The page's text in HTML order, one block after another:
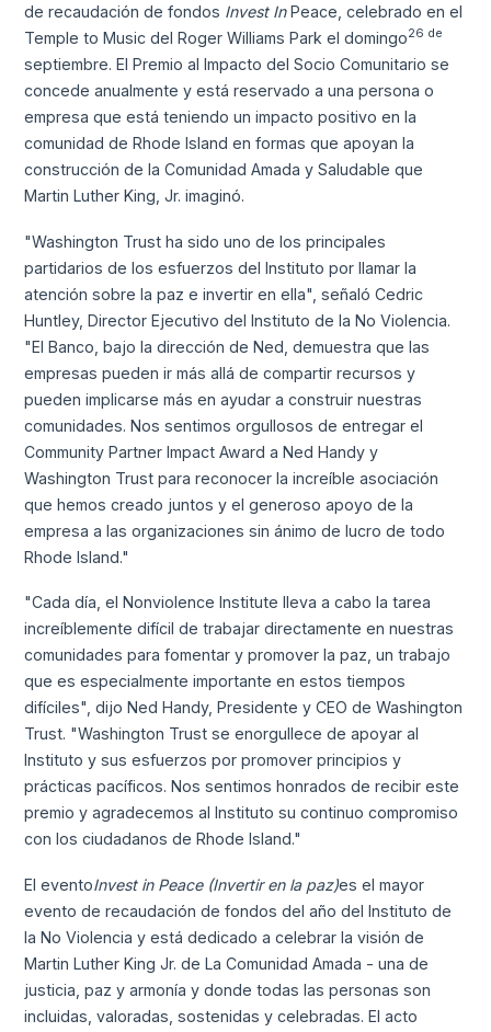
de recaudación de fondos Invest InPeace, celebrado en el
Temple to Music del Roger Williams Park el domingo26 de
septiembre. El Premio al Impacto del Socio Comunitario se
concede anualmente y está reservado a una persona o
empresa que está teniendo un impacto positivo en la
comunidad de Rhode Island en formas que apoyan la
construcción de la Comunidad Amada y Saludable que
Martin Luther King, Jr. imaginó.
"Washington Trust ha sido uno de los principales
partidarios de los esfuerzos del Instituto por llamar la
atención sobre la paz e invertir en ella", señaló Cedric
Huntley, Director Ejecutivo del Instituto de la No Violencia.
"El Banco, bajo la dirección de Ned, demuestra que las
empresas pueden ir más allá de compartir recursos y
pueden implicarse más en ayudar a construir nuestras
comunidades. Nos sentimos orgullosos de entregar el
Community Partner Impact Award a Ned Handy y
Washington Trust para reconocer la increíble asociación
que hemos creado juntos y el generoso apoyo de la
empresa a las organizaciones sin ánimo de lucro de todo
Rhode Island."
"Cada día, el Nonviolence Institute lleva a cabo la tarea
increíblemente difícil de trabajar directamente en nuestras
comunidades para fomentar y promover la paz, un trabajo
que es especialmente importante en estos tiempos
difíciles", dijo Ned Handy, Presidente y CEO de Washington
Trust. "Washington Trust se enorgullece de apoyar al
Instituto y sus esfuerzos por promover principios y
prácticas pacíficos. Nos sentimos honrados de recibir este
premio y agradecemos al Instituto su continuo compromiso
con los ciudadanos de Rhode Island."
El eventoInvest in Peace (Invertir en la paz)es el mayor
evento de recaudación de fondos del año del Instituto de
la No Violencia y está dedicado a celebrar la visión de
Martin Luther King Jr. de La Comunidad Amada - una de
justicia, paz y armonía y donde todas las personas son
incluidas, valoradas, sostenidas y celebradas. El acto